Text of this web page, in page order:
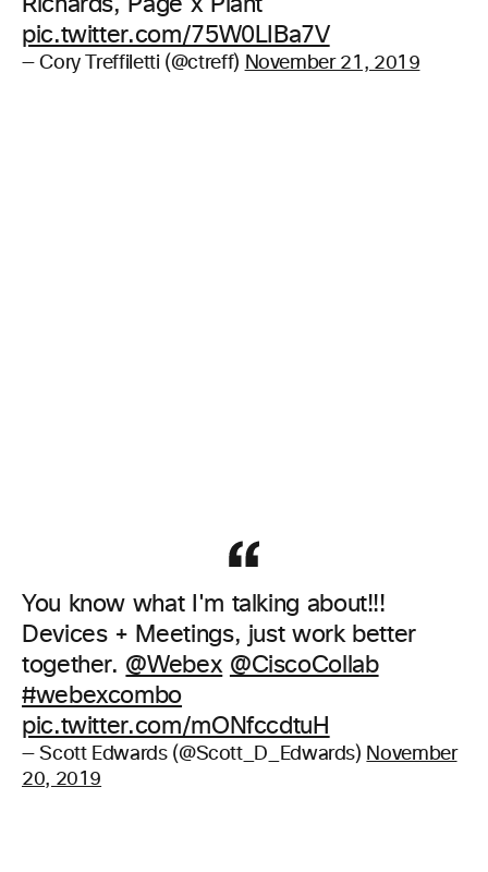
Richards, Page x Plant
pic.twitter.com/75W0LIBa7V
— Cory Treffiletti (@ctreff) November 21, 2019
You know what I'm talking about!!!
Devices + Meetings, just work better
together. @Webex @CiscoCollab
#webexcombo
pic.twitter.com/mONfccdtuH
— Scott Edwards (@Scott_D_Edwards) November
20, 2019